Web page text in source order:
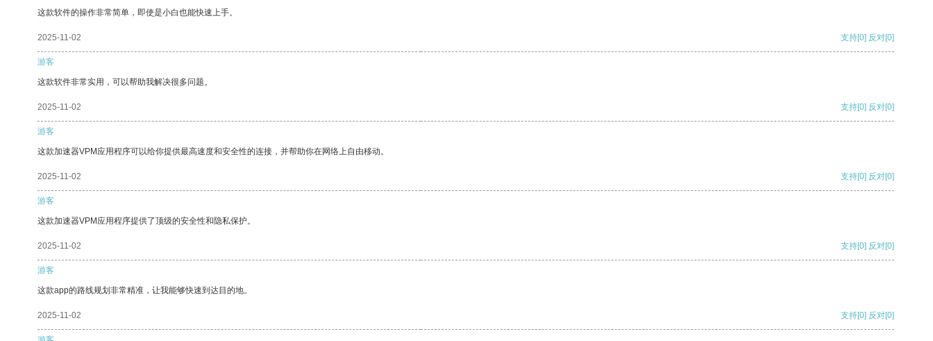
这款软件的操作非常简单，即使是小白也能快速上手。
2025-11-02 支持[0] 反对[0]
游客
这款软件非常实用，可以帮助我解决很多问题。
2025-11-02 支持[0] 反对[0]
游客
这款加速器VPM应用程序可以给你提供最高速度和安全性的连接，并帮助你在网络上自由移动。
2025-11-02 支持[0] 反对[0]
游客
这款加速器VPM应用程序提供了顶级的安全性和隐私保护。
2025-11-02 支持[0] 反对[0]
游客
这款app的路线规划非常精准，让我能够快速到达目的地。
2025-11-02 支持[0] 反对[0]